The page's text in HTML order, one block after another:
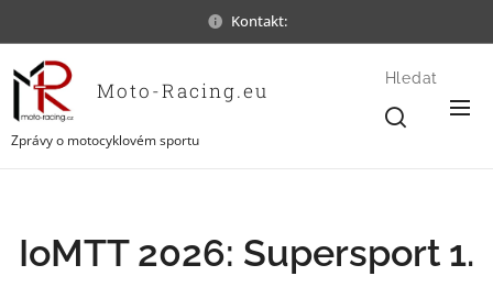
Kontakt:
Moto-Racing.eu
Zprávy o motocyklovém sportu
Hledat
IoMTT 2026: Supersport 1.